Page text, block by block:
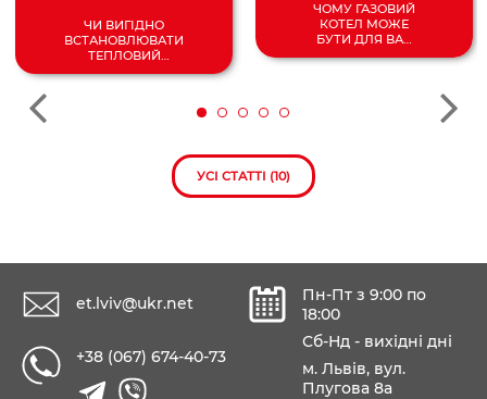
ЧИ ВИГІДНО
ВСТАНОВЛЮВАТИ
ТЕПЛОВИЙ
НАСОС У 2024
ЧОМУ ГАЗОВИЙ
КОТЕЛ МОЖЕ
БУТИ ДЛЯ ВАС
НАЙКРАЩИМ
УСІ СТАТТІ (10)
et.lviv@ukr.net
+38 (067) 674-40-73
Пн-Пт з 9:00 по
18:00
Сб-Нд - вихідні дні
м. Львів, вул.
Плугова 8а